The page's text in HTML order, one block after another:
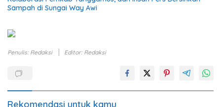
Sampah di Sungai Way Awi
Penulis: Redaksi Editor: Redaksi
Rekomendasi untuk kamu